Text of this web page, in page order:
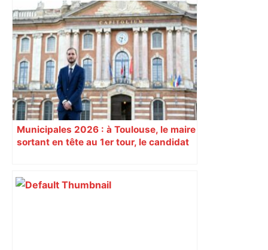
Augustins
Municipales 2026 : à Toulouse, le maire
sortant en tête au 1er tour, le candidat